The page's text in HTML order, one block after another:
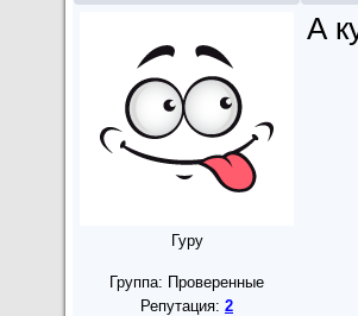
Гуру
Группа: Проверенные
Репутация: 2
А